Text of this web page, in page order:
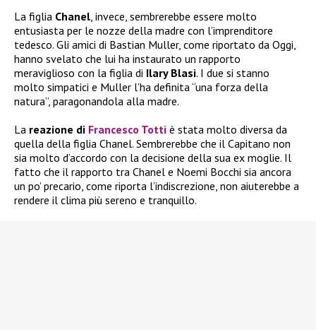
La figlia Chanel, invece, sembrerebbe essere molto
entusiasta per le nozze della madre con l’imprenditore
tedesco. Gli amici di Bastian Muller, come riportato da Oggi,
hanno svelato che lui ha instaurato un rapporto
meraviglioso con la figlia di Ilary Blasi. I due si stanno
molto simpatici e Muller l’ha definita “una forza della
natura”, paragonandola alla madre.
La reazione di Francesco Totti è stata molto diversa da
quella della figlia Chanel. Sembrerebbe che il Capitano non
sia molto d’accordo con la decisione della sua ex moglie. Il
fatto che il rapporto tra Chanel e Noemi Bocchi sia ancora
un po’ precario, come riporta l’indiscrezione, non aiuterebbe a
rendere il clima più sereno e tranquillo.